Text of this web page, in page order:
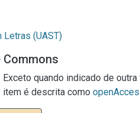
Letras (UAST)
Commons
Exceto quando indicado de
item é descrita como